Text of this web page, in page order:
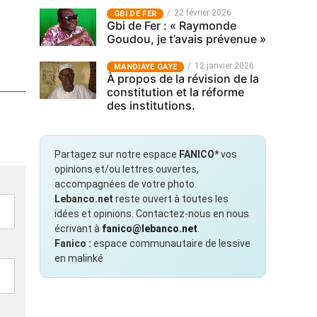
GBI DE FER 22 février 2026
Gbi de Fer : « Raymonde
Goudou, je t’avais prévenue »
MANDIAYE GAYE 12 janvier 2026
À propos de la révision de la
constitution et la réforme
des institutions.
Partagez sur notre espace FANICO*vos
opinions et/ou lettres ouvertes,
accompagnées de votre photo.
Lebanco.net reste ouvert à toutes les
idées et opinions. Contactez-nous en nous
écrivant à fanico@lebanco.net
Fanico : espace communautaire de lessive
en malinké